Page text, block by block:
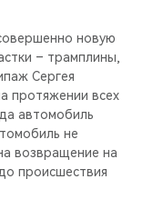
новую
– трамплины,
Сергея
протяжении всех
автомобиль
не
возвращение на
происшествия